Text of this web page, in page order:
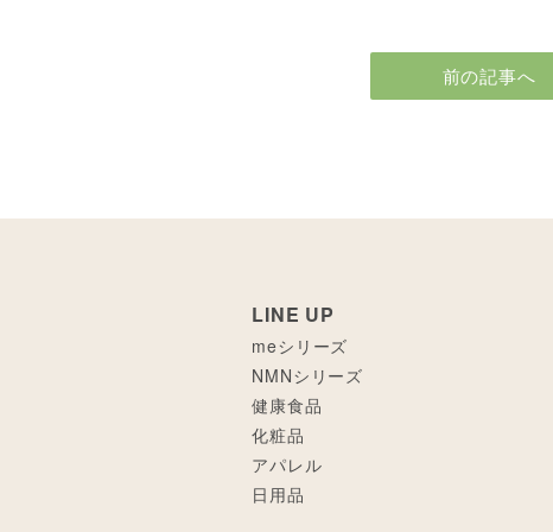
前の記事へ
LINE UP
meシリーズ
NMNシリーズ
健康食品
化粧品
アパレル
日用品